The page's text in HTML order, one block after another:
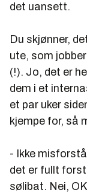
det uansett.
Du skjønner,
ute, som
(!). Jo, det er
dem i et
et par uker
kjempe for, så
- Ikke
det er fullt
sølibat. Nei,